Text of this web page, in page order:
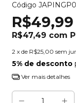
Código
R$49,99
R$47,49 com
2 x de R$25,00 sem
5% de desconto
Ver mais detalhes